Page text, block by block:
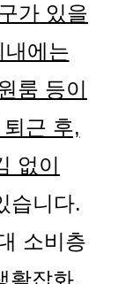
가 있을
내에는
룸 등이
근 후,
없이
습니다.
소비층
활잡화,